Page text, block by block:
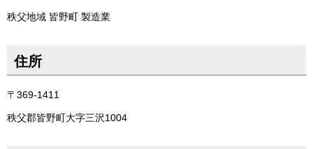
秩父地域 皆野町 製造業
住所
〒369-1411
秩父郡皆野町大字三沢1004